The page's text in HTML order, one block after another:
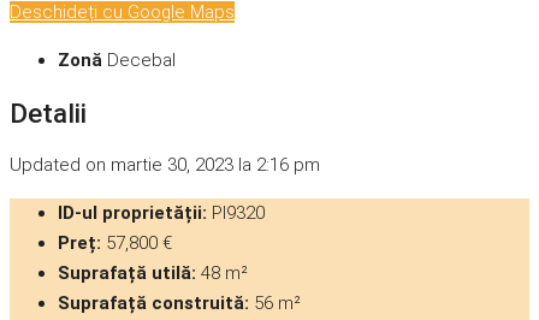
Deschideți cu Google Maps
Zonă Decebal
Detalii
Updated on martie 30, 2023 la 2:16 pm
ID-ul proprietății: PI9320
Preț: 57,800 €
Suprafață utilă: 48 m²
Suprafață construită: 56 m²